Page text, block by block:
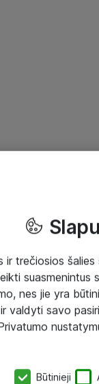
ir trečiosios
suasmenintus
nes jie yra
valdyti savo
Būtinieji